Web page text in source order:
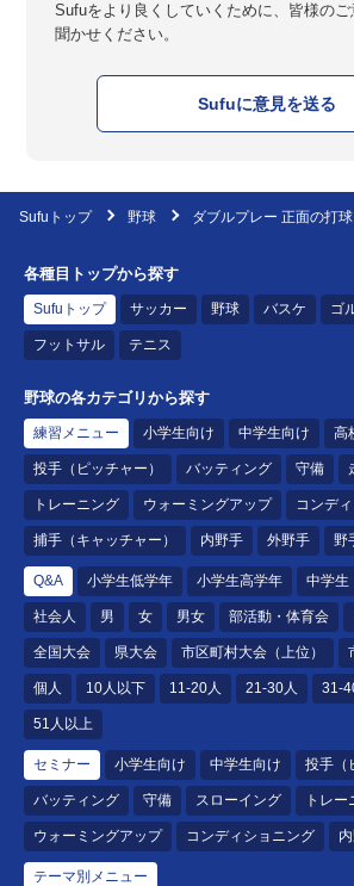
Sufuをより良くしていくために、皆様の
聞かせください。
Sufuに意見を送る
Sufuトップ 野球 ダブルプレー 正面の打
各種目トップから探す
Sufuトップ サッカー 野球 バスケ ゴ
フットサル テニス
野球の各カテゴリから探す
練習メニュー 小学生向け 中学生向け 高
投手（ピッチャー） バッティング 守備
トレーニング ウォーミングアップ コンデ
捕手（キャッチャー） 内野手 外野手 野
Q&A 小学生低学年 小学生高学年 中学生
社会人 男 女 男女 部活動・体育会
全国大会 県大会 市区町村大会（上位）
個人 10人以下 11-20人 21-30人 31-
51人以上
セミナー 小学生向け 中学生向け 投手（
バッティング 守備 スローイング トレー
ウォーミングアップ コンディショニング
テーマ別メニュー